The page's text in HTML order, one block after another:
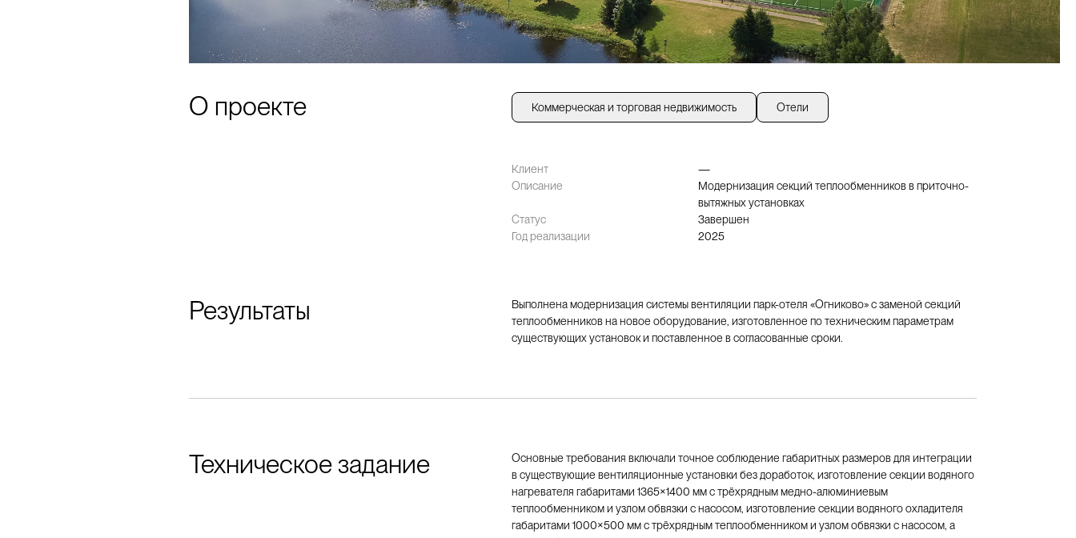
О проекте Коммерческая и торговая недвижимость Отели
Клиент
—
Описание
Модернизация секций теплообменников в приточно-
вытяжных установках
Статус
Завершен
Год реализации
2025
Результаты
Выполнена модернизация системы вентиляции парк-отеля «Огниково» с заменой секций
теплообменников на новое оборудование, изготовленное по техническим параметрам
существующих установок и поставленное в согласованные сроки.
Техническое задание
Основные требования включали точное соблюдение габаритных размеров для интеграции
в существующие вентиляционные установки без доработок, изготовление секции водяного
нагревателя габаритами 1365×1400 мм с трёхрядным медно-алюминиевым
теплообменником и узлом обвязки с насосом, изготовление секции водяного охладителя
габаритами 1000×500 мм с трёхрядным теплообменником и узлом обвязки с насосом, а